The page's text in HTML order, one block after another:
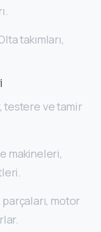
takımları,
testere ve tamir
makineleri,
motor